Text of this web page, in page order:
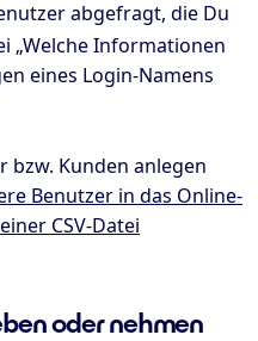
abgefragt, die Du
„Welche Informationen
eines Login-Namens
bzw. Kunden anlegen
Benutzer in das Online-
CSV-Datei
oder nehmen